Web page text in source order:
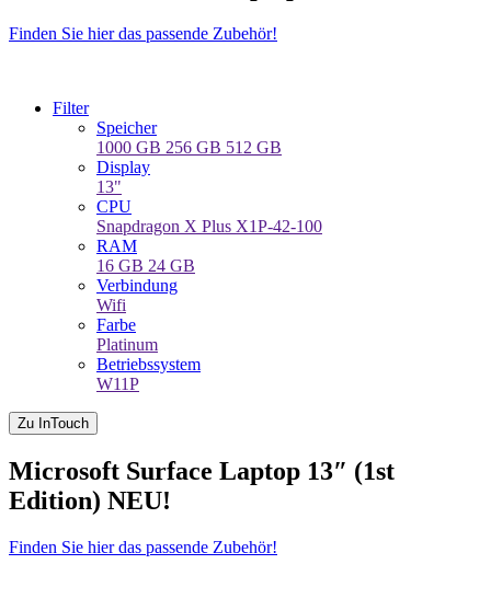
Finden Sie hier das passende Zubehör!
Filter
Speicher
1000 GB 256 GB 512 GB
Display
13"
CPU
Snapdragon X Plus X1P-42-100
RAM
16 GB 24 GB
Verbindung
Wifi
Farbe
Platinum
Betriebssystem
W11P
Zu InTouch
Microsoft Surface Laptop 13″ (1st
Edition) NEU!
Finden Sie hier das passende Zubehör!